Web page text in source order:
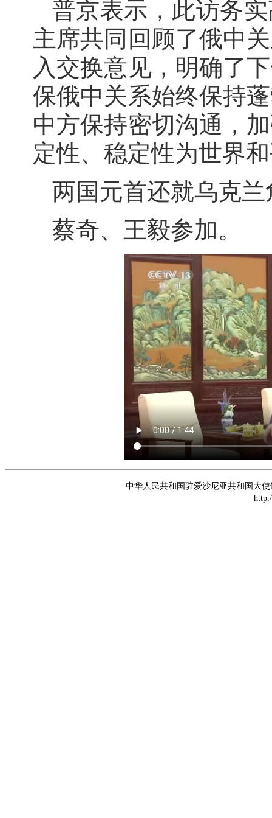
普京表示，此访务
主席共同回顾了俄中
入交换意见，明确了
保俄中关系始终保持
中方保持密切沟通，
定性、稳定性为世界
两国元首还就乌克
蔡奇、王毅参加。
中华人民共和国驻爱沙尼亚共和国大使